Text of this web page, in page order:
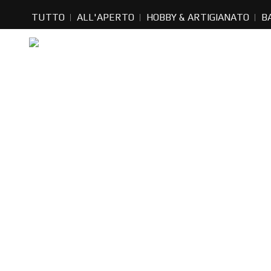
TUTTO ALL'APERTO HOBBY & ARTIGIANATO